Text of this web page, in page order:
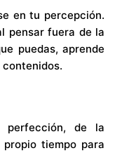
en tu percepción.
pensar fuera de la
puedas, aprende
de la
tiempo para